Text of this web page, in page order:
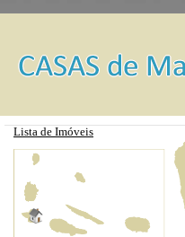
Lista de Imóveis